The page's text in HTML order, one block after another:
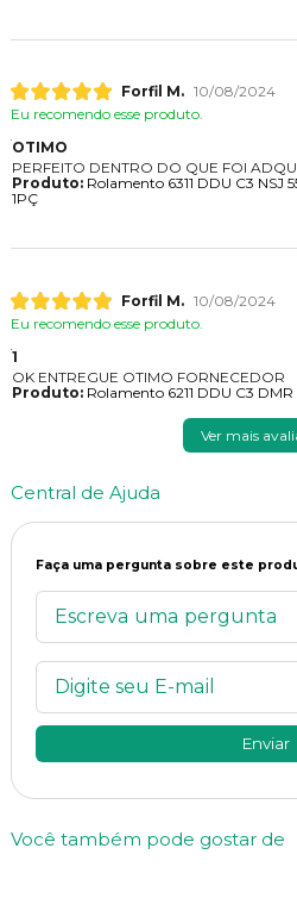
Forfil M. 10/08/2024
Eu recomendo esse produto.
OTIMO
PERFEITO DENTRO DO QUE FOI
Produto:Rolamento 6311 DDU C3 NSJ
1PÇ
Forfil M. 10/08/2024
Eu recomendo esse produto.
1
OK ENTREGUE OTIMO FORNECEDOR
Produto:Rolamento 6211 DDU C3 DMR
Ver mais
Central de Ajuda
Faça uma pergunta sobre este
Enviar
Você também pode gostar de